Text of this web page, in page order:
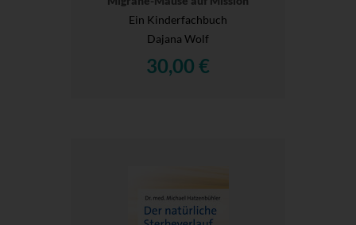
Ein Kinderfachbuch
Dajana Wolf
30,00 €